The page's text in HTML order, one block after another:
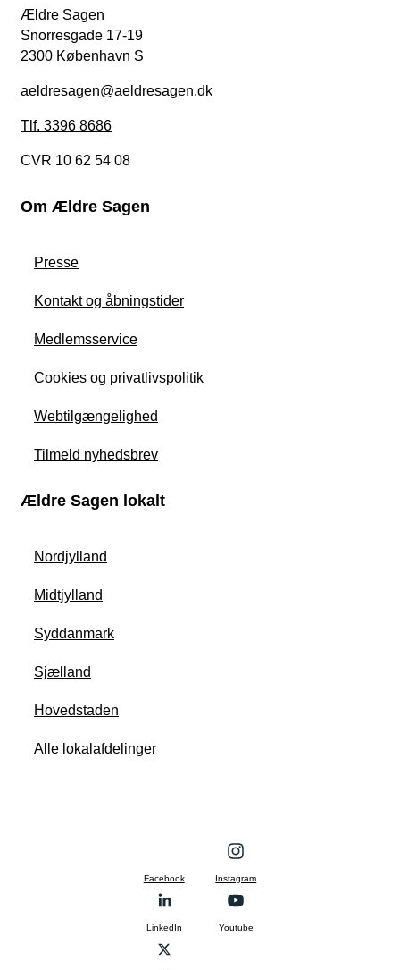
Ældre Sagen
Snorresgade 17-19
2300 København S
aeldresagen@aeldresagen.dk
Tlf. 3396 8686
CVR 10 62 54 08
Om Ældre Sagen
Presse
Kontakt og åbningstider
Medlemsservice
Cookies og privatlivspolitik
Webtilgængelighed
Tilmeld nyhedsbrev
Ældre Sagen lokalt
Nordjylland
Midtjylland
Syddanmark
Sjælland
Hovedstaden
Alle lokalafdelinger
Facebook Instagram
LinkedIn Youtube